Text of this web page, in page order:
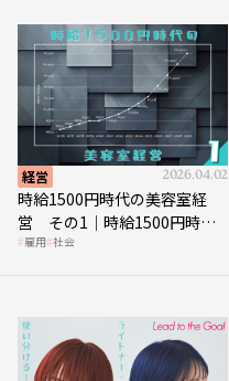
経営 2026.04.02
時給1500円時代の美容室経
営 その1｜時給1500円時代
へ向かう社会的背景
雇用 社会